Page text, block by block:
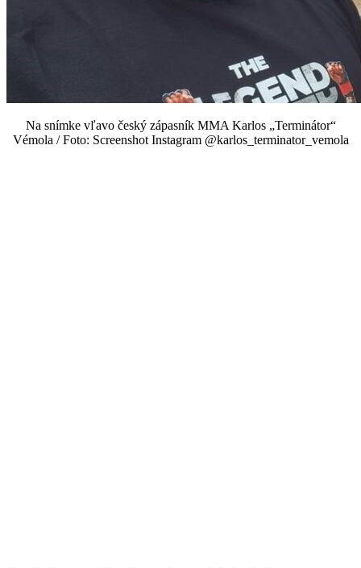
Na snímke vľavo český zápasník MMA Karlos „Terminátor“
Vémola / Foto: Screenshot Instagram @karlos_terminator_vemola